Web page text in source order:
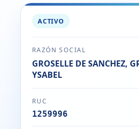
ACTIVO
RAZÓN SOCIAL
GROSELLE DE SANCHEZ,
YSABEL
RUC
1259996